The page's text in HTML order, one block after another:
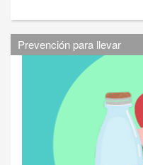
Prevención para llevar